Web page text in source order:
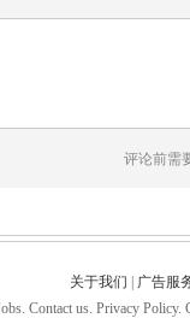
评论前需
关于我们
广告服
Contact us. Privacy